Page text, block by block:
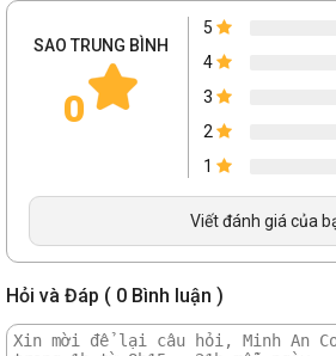
SAO TRUNG BÌNH
0
5
4
3
2
1
Viết đánh giá của
Hỏi và Đáp ( 0 Bình luận )